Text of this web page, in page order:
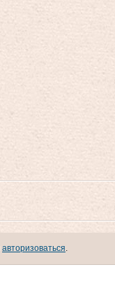
авторизоваться